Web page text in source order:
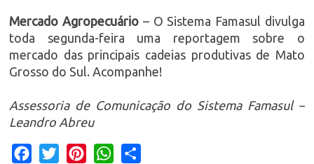
Mercado Agropecuário– O Sistema Famasul divulga
toda segunda-feira uma reportagem sobre o
mercado das principais cadeias produtivas de Mato
Grosso do Sul. Acompanhe!
Assessoria de Comunicação do Sistema Famasul –
Leandro Abreu
Facebook
Twitter PinterestWhatsApp